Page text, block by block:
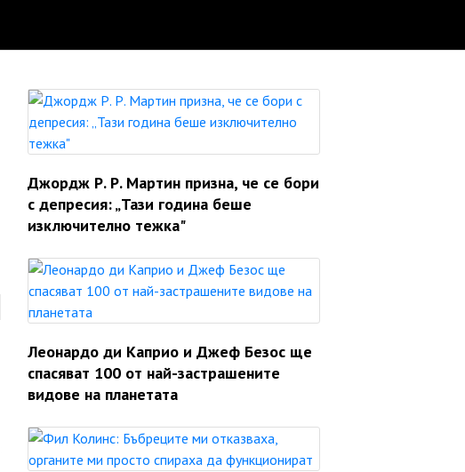
Джордж Р. Р. Мартин призна, че се бори
с депресия: „Тази година беше
изключително тежка"
Леонардо ди Каприо и Джеф Безос ще
спасяват 100 от най-застрашените
видове на планетата